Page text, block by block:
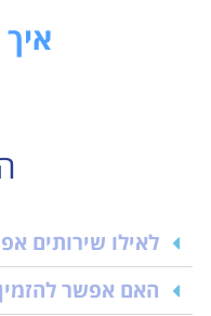
לאילו שירותים
האם אפשר